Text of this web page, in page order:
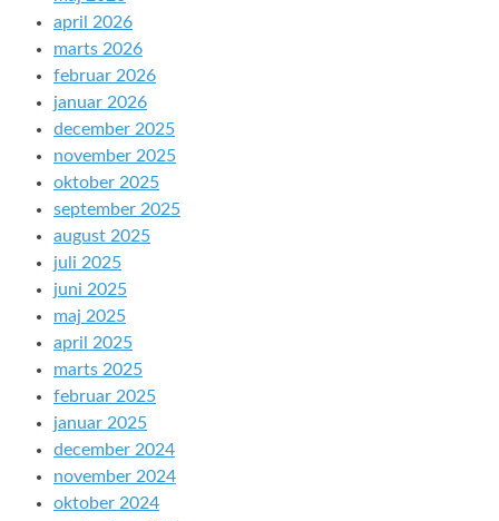
april 2026
marts 2026
februar 2026
januar 2026
december 2025
november 2025
oktober 2025
september 2025
august 2025
juli 2025
juni 2025
maj 2025
april 2025
marts 2025
februar 2025
januar 2025
december 2024
november 2024
oktober 2024